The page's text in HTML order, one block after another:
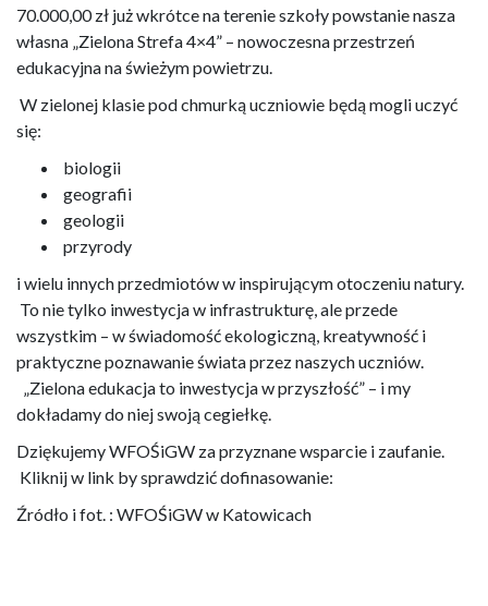
70.000,00 zł już wkrótce na terenie szkoły powstanie nasza
własna „Zielona Strefa 4×4” – nowoczesna przestrzeń
edukacyjna na świeżym powietrzu.
W zielonej klasie pod chmurką uczniowie będą mogli uczyć
się:
biologii
geografii
geologii
przyrody
i wielu innych przedmiotów w inspirującym otoczeniu natury.
To nie tylko inwestycja w infrastrukturę, ale przede
wszystkim – w świadomość ekologiczną, kreatywność i
praktyczne poznawanie świata przez naszych uczniów.
„Zielona edukacja to inwestycja w przyszłość” – i my
dokładamy do niej swoją cegiełkę.
DziękujemyWFOŚiGW za przyznane wsparcie i zaufanie.
Kliknij w link by sprawdzić dofinasowanie:
Źródło i fot. : WFOŚiGWw Katowicach